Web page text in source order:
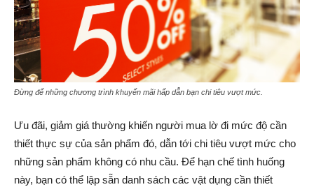
Đừng để những chương trình khuyến mãi hấp dẫn bạn chi tiêu vượt mức.
Ưu đãi, giảm giá thường khiến người mua lờ đi mức độ cần
thiết thực sự của sản phẩm đó, dẫn tới chi tiêu vượt mức cho
những sản phẩm không có nhu cầu. Để hạn chế tình huống
này, bạn có thể lập sẵn danh sách các vật dụng cần thiết